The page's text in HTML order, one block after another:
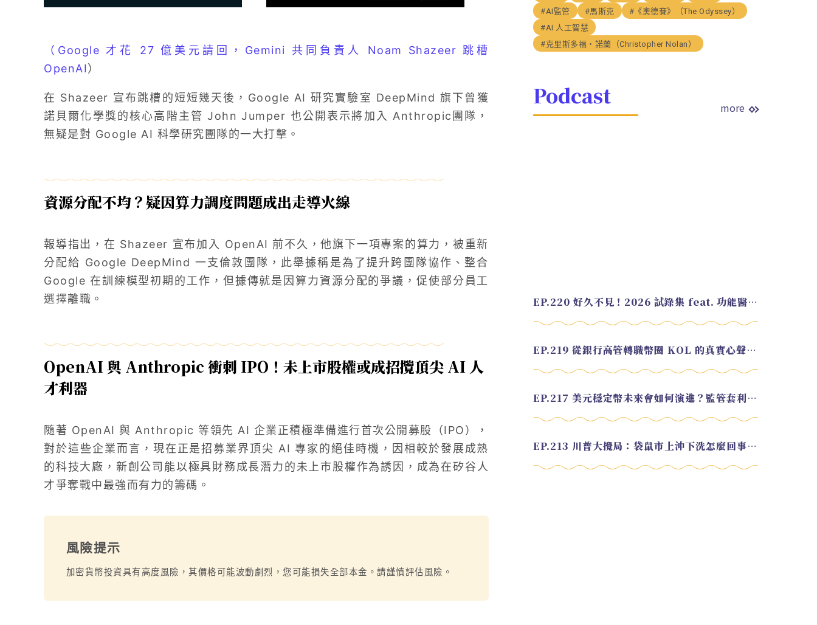
（Google 才花 27 億美元請回，Gemini 共同負責人 Noam Shazeer 跳槽
OpenAI）
在 Shazeer 宣布跳槽的短短幾天後，Google AI 研究實驗室 DeepMind 旗下曾獲
諾貝爾化學獎的核心高階主管 John Jumper 也公開表示將加入 Anthropic團隊，
無疑是對 Google AI 科學研究團隊的一大打擊。
資源分配不均？疑因算力調度問題成出走導火線
報導指出，在 Shazeer 宣布加入 OpenAI 前不久，他旗下一項專案的算力，被重新
分配給 Google DeepMind 一支倫敦團隊，此舉據稱是為了提升跨團隊協作、整合
Google 在訓練模型初期的工作，但據傳就是因算力資源分配的爭議，促使部分員工
選擇離職。
OpenAI 與 Anthropic 衝刺 IPO！未上市股權或成招攬頂尖 AI 人
才利器
隨著 OpenAI 與 Anthropic 等領先 AI 企業正積極準備進行首次公開募股（IPO），
對於這些企業而言，現在正是招募業界頂尖 AI 專家的絕佳時機，因相較於發展成熟
的科技大廠，新創公司能以極具財務成長潛力的未上市股權作為誘因，成為在矽谷人
才爭奪戰中最強而有力的籌碼。
風險提示
加密貨幣投資具有高度風險，其價格可能波動劇烈，您可能損失全部本金。請謹慎評估風險。
#AI監管
#馬斯克
#《奧德賽》（The Odyssey）
#AI 人工智慧
#克里斯多福・諾蘭（Christopher Nolan）
Podcast more
EP.220 好久不見！2026 試錄集 feat. 功能醫學營養師 美寶
EP.219 從銀行高管轉職幣圈 KOL 的真實心聲 feat.龜大
EP.217 美元穩定幣未來會如何演進？監管套利終將收斂？feat. 研究員 余哲安
EP.213 川普大攪局：袋鼠市上沖下洗怎麼回事？feat. Alvin